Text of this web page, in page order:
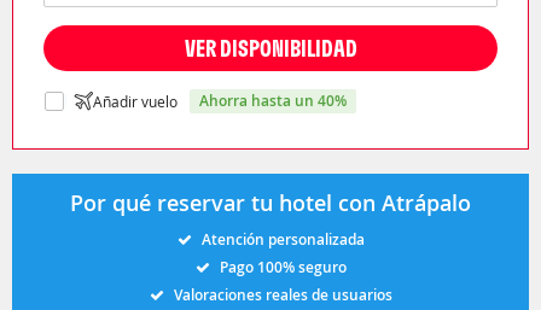
VER DISPONIBILIDAD
Añadir vuelo ahorra hasta un 40%
Por qué reservar tu hotel con Atrápalo
Atención personalizada
Pago 100% seguro
Valoraciones reales de usuarios